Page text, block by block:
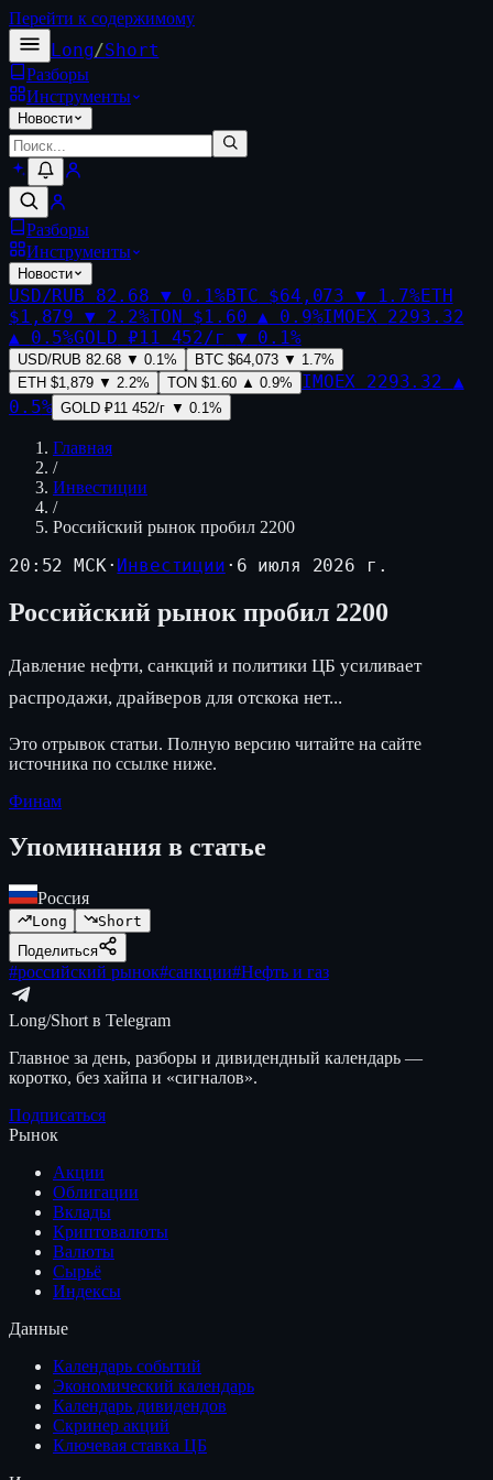
Перейти к содержимому
Long/Short
Разборы
Инструменты
Новости
Разборы
Инструменты
Новости
USD/RUB 82.68 ▼ 0.1%BTC $64,073 ▼ 1.7%ETH
$1,879 ▼ 2.2%TON $1.60 ▲ 0.9%IMOEX 2293.32
▲
0.5%GOLD ₽11 452/г ▼ 0.1%
USD/RUB 82.68 ▼ 0.1% BTC $64,073 ▼ 1.7%
ETH $1,879 ▼ 2.2% TON $1.60 ▲ 0.9% IMOEX 2293.32 ▲
0.5% GOLD ₽11 452/г ▼ 0.1%
Главная
/
Инвестиции
/
Российский рынок пробил 2200
20:52 МСК· Инвестиции · 6 июля 2026 г.
Российский рынок пробил 2200
Давление нефти, санкций и политики ЦБ усиливает
распродажи, драйверов для отскока нет...
Это отрывок статьи. Полную версию читайте на сайте
источника по ссылке ниже.
Финам
Упоминания в статье
Россия
Long
Short
Поделиться
#российский рынок#санкции#Нефть и газ
Long/Short в Telegram
Главное за день, разборы и дивидендный календарь —
коротко, без хайпа и «сигналов».
Подписаться
Рынок
Акции
Облигации
Вклады
Криптовалюты
Валюты
Сырьё
Индексы
Данные
Календарь событий
Экономический календарь
Календарь дивидендов
Скринер акций
Ключевая ставка ЦБ